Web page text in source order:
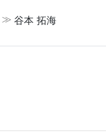
≫ 谷本 拓海